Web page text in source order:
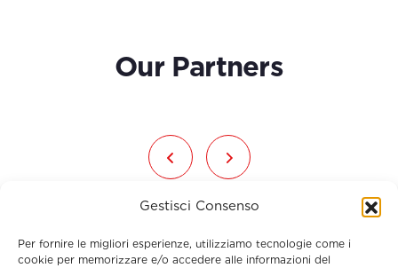
Gestisci Consenso
Per fornire le migliori esperienze, utilizziamo tecnologie come i
cookie per memorizzare e/o accedere alle informazioni del
Our Partners